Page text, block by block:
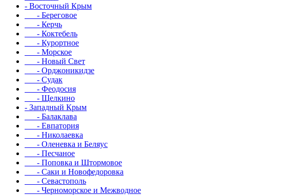
- Восточный Крым
- Береговое
- Керчь
- Коктебель
- Курортное
- Морское
- Новый Свет
- Орджоникидзе
- Судак
- Феодосия
- Щелкино
- Западный Крым
- Балаклава
- Евпатория
- Николаевка
- Оленевка и Беляус
- Песчаное
- Поповка и Штормовое
- Саки и Новофедоровка
- Севастополь
- Черноморское и Межводное